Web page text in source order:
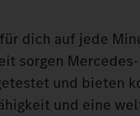
dich auf jede
sorgen
und bieten
und eine